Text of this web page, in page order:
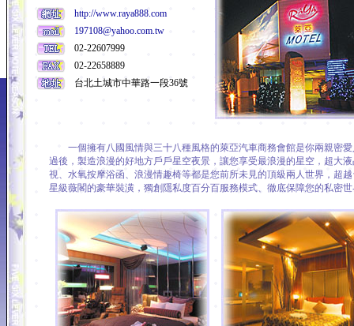
http://www.raya888.com
197108@yahoo.com.tw
02-22607999
02-22658889
台北土城市中華路一段36號
一個擁有八國風情與三十八種風格的萊亞汽車商務會館是你兩親密愛
過後，製造浪漫的好地方戶戶星空夜景，讓您享受最浪漫的星空，超大
視、水氧按摩浴函、浪漫情趣椅等都是您前所未見的頂級兩人世界，超
星級薇閣的豪華裝潢，獨創隱私度百分百服務模式、徹底保障您的私密